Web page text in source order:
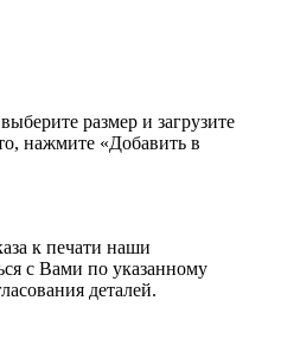
размер и загрузите
нажмите «Добавить в
к печати наши
с Вами по указанному
деталей.